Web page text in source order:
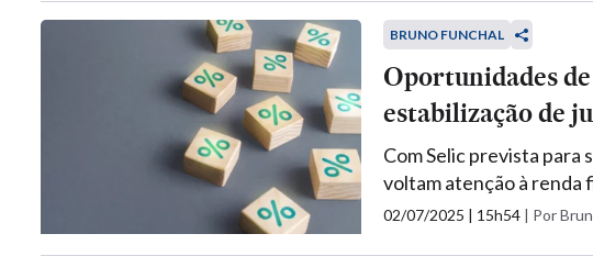
BRUNO FUNCHAL
Oportunidades
estabilização de
Com Selic prevista para
voltam atenção à renda
02/07/2025 | 15h54 | Por